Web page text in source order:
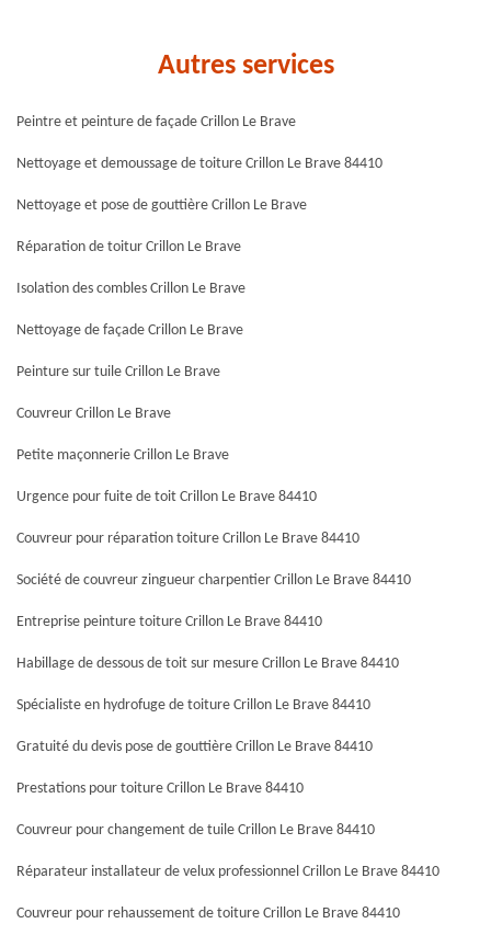
Autres services
Peintre et peinture de façade Crillon Le Brave
Nettoyage et demoussage de toiture Crillon Le Brave 84410
Nettoyage et pose de gouttière Crillon Le Brave
Réparation de toitur Crillon Le Brave
Isolation des combles Crillon Le Brave
Nettoyage de façade Crillon Le Brave
Peinture sur tuile Crillon Le Brave
Couvreur Crillon Le Brave
Petite maçonnerie Crillon Le Brave
Urgence pour fuite de toit Crillon Le Brave 84410
Couvreur pour réparation toiture Crillon Le Brave 84410
Société de couvreur zingueur charpentier Crillon Le Brave 84410
Entreprise peinture toiture Crillon Le Brave 84410
Habillage de dessous de toit sur mesure Crillon Le Brave 84410
Spécialiste en hydrofuge de toiture Crillon Le Brave 84410
Gratuité du devis pose de gouttière Crillon Le Brave 84410
Prestations pour toiture Crillon Le Brave 84410
Couvreur pour changement de tuile Crillon Le Brave 84410
Réparateur installateur de velux professionnel Crillon Le Brave 84410
Couvreur pour rehaussement de toiture Crillon Le Brave 84410